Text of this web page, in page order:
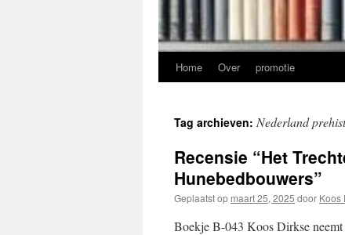
Home Over promotie
Tag archieven: Nederland
Recensie “Het
Hunebedbouwers”
Geplaatst op maart 25, 2025 door Koos
Boekje B-043 Koos Dirkse